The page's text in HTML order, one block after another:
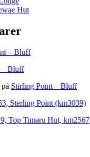
Hut
– Bluff
– Bluff
på Stirling Point – Bluff
Sterling Point (km3039)
Top Timaru Hut, km2567